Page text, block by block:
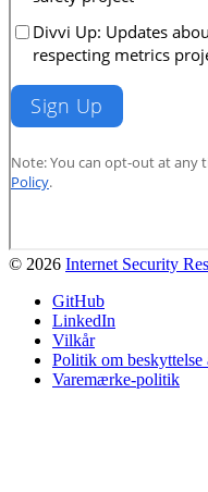
© 2026 Internet Security
GitHub
LinkedIn
Vilkår
Politik om
Varemærke-politik